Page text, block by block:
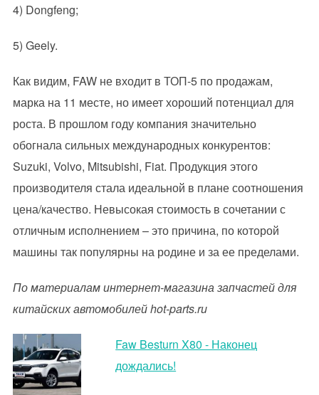
4) Dongfeng;
5) Geely.
Как видим, FAW не входит в ТОП-5 по продажам,
марка на 11 месте, но имеет хороший потенциал для
роста. В прошлом году компания значительно
обогнала сильных международных конкурентов:
Suzuki, Volvo, Mitsubishi, Fiat. Продукция этого
производителя стала идеальной в плане соотношения
цена/качество. Невысокая стоимость в сочетании с
отличным исполнением – это причина, по которой
машины так популярны на родине и за ее пределами.
По материалам интернет-магазина запчастей для
китайских автомобилей hot-parts.ru
Faw Besturn X80 - Наконец
дождались!